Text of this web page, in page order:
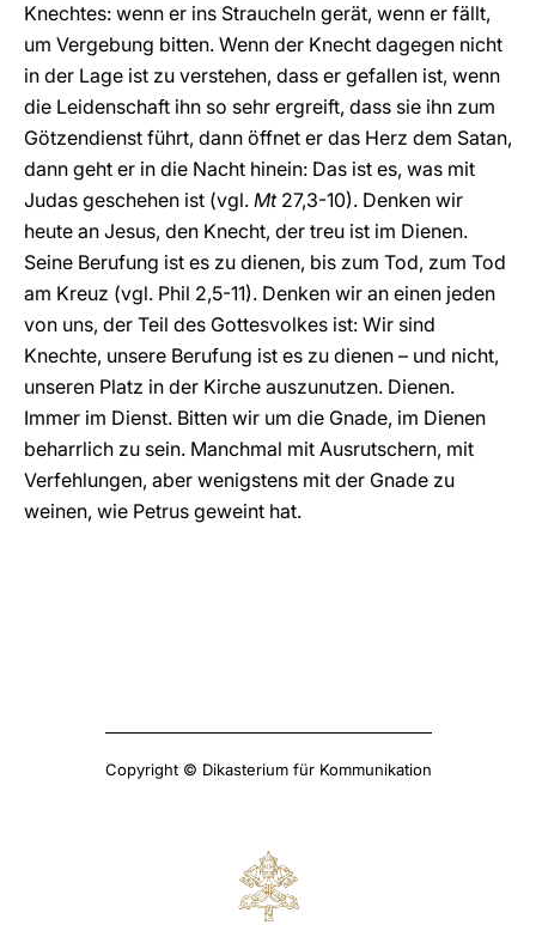
Knechtes: wenn er ins Straucheln gerät, wenn er fällt,
um Vergebung bitten. Wenn der Knecht dagegen nicht
in der Lage ist zu verstehen, dass er gefallen ist, wenn
die Leidenschaft ihn so sehr ergreift, dass sie ihn zum
Götzendienst führt, dann öffnet er das Herz dem Satan,
dann geht er in die Nacht hinein: Das ist es, was mit
Judas geschehen ist (vgl. Mt27,3-10). Denken wir
heute an Jesus, den Knecht, der treu ist im Dienen.
Seine Berufung ist es zu dienen, bis zum Tod, zum Tod
am Kreuz (vgl. Phil 2,5-11). Denken wir an einen jeden
von uns, der Teil des Gottesvolkes ist: Wir sind
Knechte, unsere Berufung ist es zu dienen – und nicht,
unseren Platz in der Kirche auszunutzen. Dienen.
Immer im Dienst. Bitten wir um die Gnade, im Dienen
beharrlich zu sein. Manchmal mit Ausrutschern, mit
Verfehlungen, aber wenigstens mit der Gnade zu
weinen, wie Petrus geweint hat.
Copyright © Dikasterium für Kommunikation